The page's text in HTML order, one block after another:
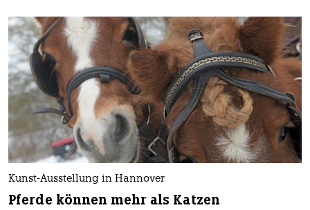
Kunst-Ausstellung in Hannover
Pferde können mehr als Katzen